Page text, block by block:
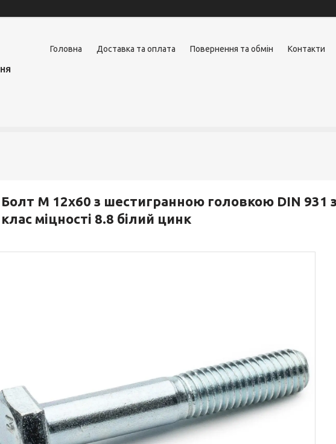
Головна Доставка та оплата Повернення та обмін Контакти
Болт М 12х60 з шестигранною головкою DIN 931
клас міцності 8.8 білий цинк